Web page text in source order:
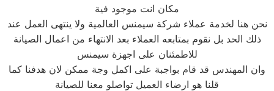
مكان انت موجود فية
نحن هنا لخدمة عملاء شركة سيمنس العالمية ولا ينتهى العمل عند
ذلك الحد بل نقوم بمتابعه العملاء بعد الانتهاء من اعمال الصيانة
للاطمئنان على اجهزة سيمنس
وان المهندس قد قام بواجبة على اكمل وجة ممكن لان هدفنا كما
قلنا هو ارضاء العميل تواصلو معنا للصيانة